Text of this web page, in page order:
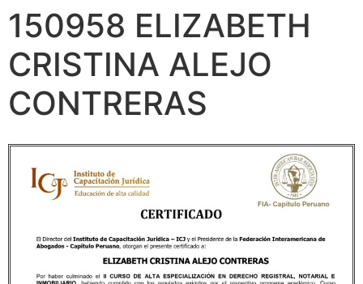
150958 ELIZABETH
CRISTINA ALEJO
CONTRERAS